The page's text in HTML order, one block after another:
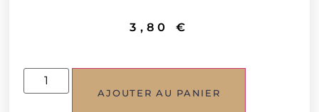
3,80€
AJOUTER AU PANIER